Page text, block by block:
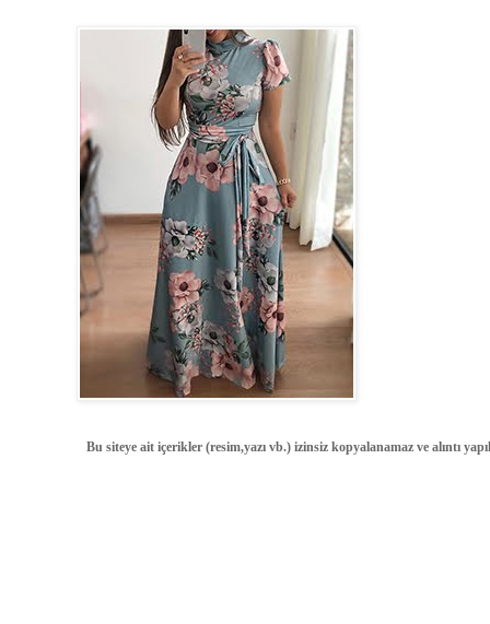
Bu siteye ait içerikler (resim,yazı vb.) izinsiz kopyalanamaz ve alıntı